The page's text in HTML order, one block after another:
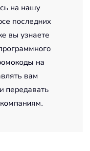
на нашу
последних
вы узнаете
на
вам
передавать